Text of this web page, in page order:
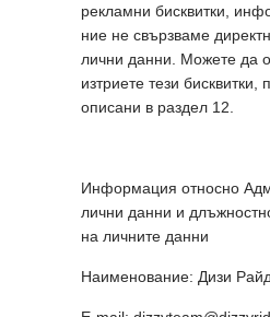
рекламни бисквитки,
ние не свързваме
лични данни. Можете да
изтриете тези бисквитки,
описани в раздел 12.
Информация относно
лични данни и
на личните данни
Наименование: Дизи